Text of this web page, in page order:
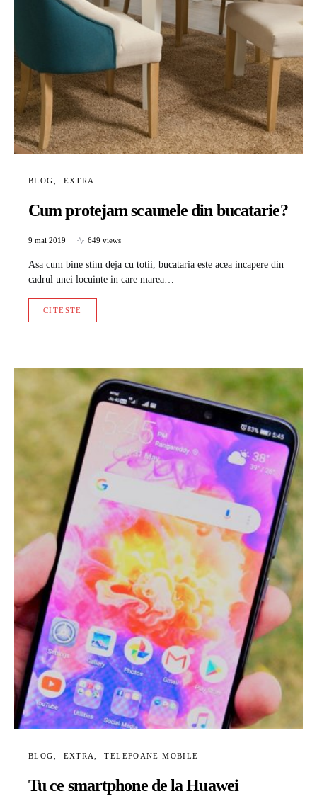
BLOG EXTRA
Cum protejam scaunele din bucatarie?
9 mai 2019 649 views
Asa cum bine stim deja cu totii, bucataria este acea incapere din
cadrul unei locuinte in care marea…
CITESTE
BLOG EXTRA TELEFOANE MOBILE
Tu ce smartphone de la Huawei